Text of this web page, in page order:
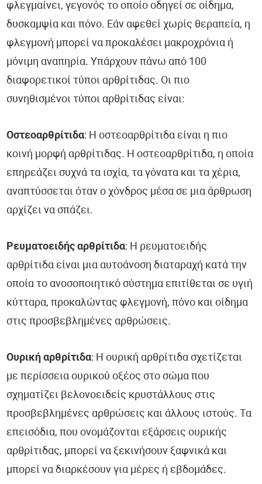
φλεγμαίνει, γεγονός το οποίο οδηγεί σε οίδημα,
δυσκαμψία και πόνο. Εάν αφεθεί χωρίς θεραπεία, η
φλεγμονή μπορεί να προκαλέσει μακροχρόνια ή
μόνιμη αναπηρία. Υπάρχουν πάνω από 100
διαφορετικοί τύποι αρθρίτιδας. Οι πιο
συνηθισμένοι τύποι αρθρίτιδας είναι:
Οστεοαρθρίτιδα: Η οστεοαρθρίτιδα είναι η πιο
κοινή μορφή αρθρίτιδας. Η οστεοαρθρίτιδα, η οποία
επηρεάζει συχνά τα ισχία, τα γόνατα και τα χέρια,
αναπτύσσεται όταν ο χόνδρος μέσα σε μια άρθρωση
αρχίζει να σπάζει.
Ρευματοειδής αρθρίτιδα: Η ρευματοειδής
αρθρίτιδα είναι μια αυτοάνοση διαταραχή κατά την
οποία το ανοσοποιητικό σύστημα επιτίθεται σε υγιή
κύτταρα, προκαλώντας φλεγμονή, πόνο και οίδημα
στις προσβεβλημένες αρθρώσεις.
Ουρική αρθρίτιδα: Η ουρική αρθρίτιδα σχετίζεται
με περίσσεια ουρικού οξέος στο σώμα που
σχηματίζει βελονοειδείς κρυστάλλους στις
προσβεβλημένες αρθρώσεις και άλλους ιστούς. Τα
επεισόδια, που ονομάζονται εξάρσεις ουρικής
αρθρίτιδας, μπορεί να ξεκινήσουν ξαφνικά και
μπορεί να διαρκέσουν για μέρες ή εβδομάδες.